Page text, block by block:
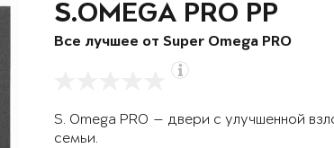
S.OMEGA PRO PP
Все лучшее от Super Omega PRO
S. Omega PRO — двери с улучшенной
семьи.